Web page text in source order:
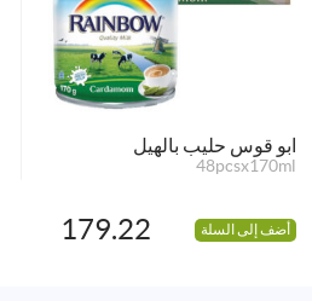
ابو قوس حليب بالهيل
48pcsx170ml
أضف إلى السلة 179.22